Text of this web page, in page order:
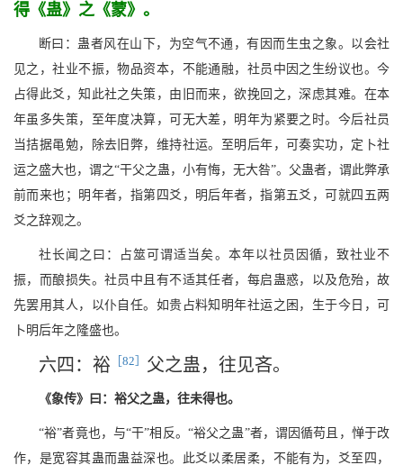
得《蛊》之《蒙》。
断曰：蛊者风在山下，为空气不通，有因而生虫之象。以会社
见之，社业不振，物品资本，不能通融，社员中因之生纷议也。今
占得此爻，知此社之失策，由旧而来，欲挽回之，深虑其难。在本
年虽多失策，至年度决算，可无大差，明年为紧要之时。今后社员
当拮据黾勉，除去旧弊，维持社运。至明后年，可奏实功，定卜社
运之盛大也，谓之“干父之蛊，小有悔，无大咎”。父蛊者，谓此弊承
前而来也；明年者，指第四爻，明后年者，指第五爻，可就四五两
爻之辞观之。
社长闻之曰：占筮可谓适当矣。本年以社员因循，致社业不
振，而酿损失。社员中且有不适其任者，每启蛊惑，以及危殆，故
先罢用其人，以仆自任。如贵占料知明年社运之困，生于今日，可
卜明后年之隆盛也。
六四：裕 ［82］ 父之蛊，往见吝。
《象传》曰：裕父之蛊，往未得也。
“裕”者竟也，与“干”相反。“裕父之蛊”者，谓因循苟且，惮于改
作，是宽容其蛊而蛊益深也。此爻以柔居柔，不能有为，爻至四，